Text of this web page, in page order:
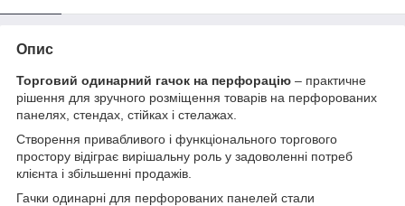
Опис
Торговий одинарний гачок на перфорацію – практичне
рішення для зручного розміщення товарів на перфорованих
панелях, стендах, стійках і стелажах.
Створення привабливого і функціонального торгового
простору відіграє вирішальну роль у задоволенні потреб
клієнта і збільшенні продажів.
Гачки одинарні для перфорованих панелей стали